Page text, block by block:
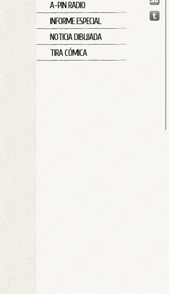
A-PIN RADIO
INFORME ESPECIAL
NOTICIA DIBUJADA
TIRA CÓMICA